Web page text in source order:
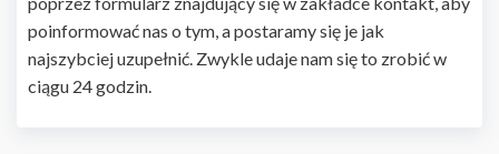
poinformować nas o tym, a postaramy się je jak
najszybciej uzupełnić. Zwykle udaje nam się to zrobić w
ciągu 24 godzin.